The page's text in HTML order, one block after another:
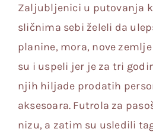
Prodavnica
Galerija
Kontakt
Zaljubljenici u putovanja
sličnima sebi želeli da
planine, mora, nove
su i uspeli jer je za tri
njih hiljade prodatih
aksesoara. Futrola za
nizu, a zatim su usledili